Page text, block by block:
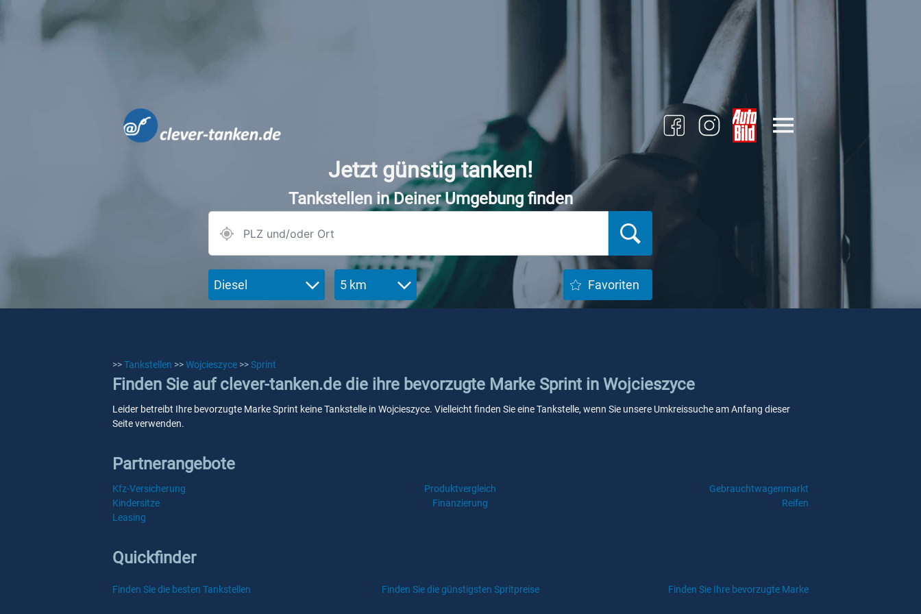
Jetzt günstig tanken!
Tankstellen in Deiner Umgebung finden
Diesel 5 km Favoriten
>>Tankstellen >>Wojcieszyce >>Sprint
Finden Sie auf clever-tanken.de die ihre bevorzugte Marke Sprint in Wojcieszyce
Leider betreibt Ihre bevorzugte Marke Sprint keine Tankstelle in Wojcieszyce. Vielleicht finden Sie eine Tankstelle, wenn Sie unsere Umkreissuche am Anfang dieser
Seite verwenden.
Partnerangebote
Kfz-Versicherung Produktvergleich
Gebrauchtwagenmarkt
Kindersitze
Finanzierung
Reifen
Leasing
Quickfinder
Finden Sie die besten Tankstellen Finden Sie die günstigsten Spritpreise Finden Sie Ihre bevorzugte Marke